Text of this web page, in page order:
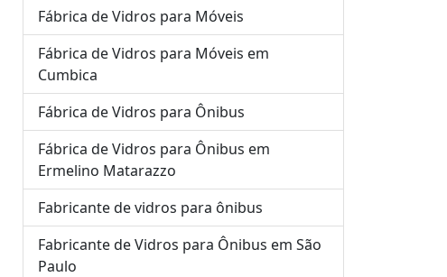
Fábrica de Vidros para Móveis
Fábrica de Vidros para Móveis em
Cumbica
Fábrica de Vidros para Ônibus
Fábrica de Vidros para Ônibus em
Ermelino Matarazzo
Fabricante de vidros para ônibus
Fabricante de Vidros para Ônibus em São
Paulo